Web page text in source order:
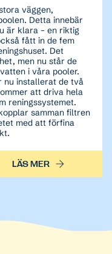
väggen,
Detta innebär
är klara – en riktig
fått in de fem
Det
men nu står de
i våra pooler.
nu installerat de två
att driva hela
reningssystemet.
samman filtren
med att förfina
LÄS MER